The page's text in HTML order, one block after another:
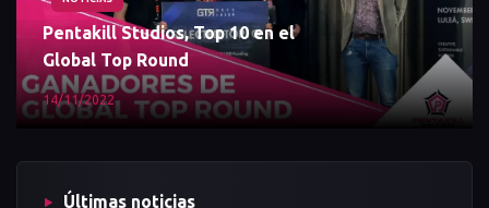
Pentakill Studios, Top 10 en el
Global Top Round
14/11/2022
Últimas noticias